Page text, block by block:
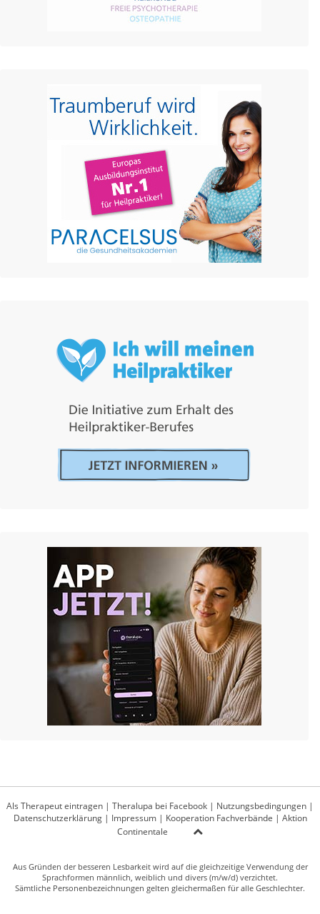
Als Therapeut eintragen | Theralupa bei Facebook | Nutzungsbedingungen |
Datenschutzerklärung| Impressum| Kooperation Fachverbände | Aktion
Continentale
Aus Gründen der besseren Lesbarkeit wird auf die gleichzeitige Verwendung der
Sprachformen männlich, weiblich und divers (m/w/d) verzichtet.
Sämtliche Personenbezeichnungen gelten gleichermaßen für alle Geschlechter.